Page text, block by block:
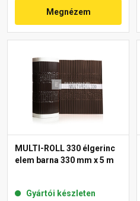
Megnézem
MULTI-ROLL 330 élgerinc
elem barna 330 mm x 5 m
Gyártói készleten